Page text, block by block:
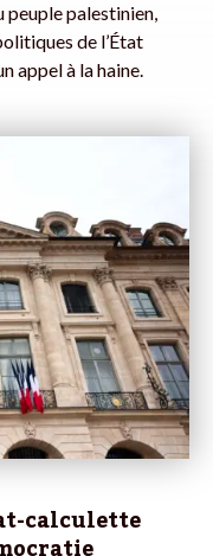
palestinien,
de l’État
appel à la haine.
calculette